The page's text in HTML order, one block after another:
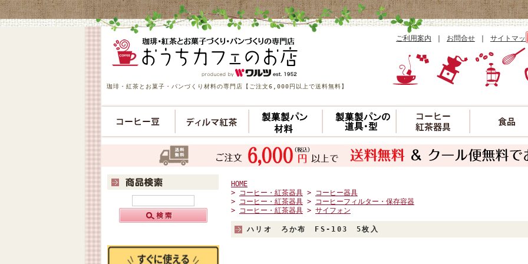
珈琲・紅茶とお菓子・パンづくり材料の専門店【ご注文6,000円以上で送料無料】
ご利用案内 お問合せ サイトマッ
HOME
> コーヒー・紅茶器具 > コーヒー器具
> コーヒー・紅茶器具 > コーヒーフィルター・保存容器
> コーヒー・紅茶器具 > サイフォン
ハリオ ろか布 FS-103 5枚入